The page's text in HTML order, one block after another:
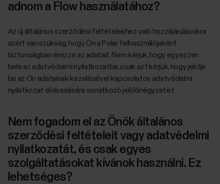
adnom a Flow használatához?
Az új általános szerződési feltételekhez való hozzájárulásokra
azért van szükség, hogy Ön a Polar felhasználójaként
biztonságban érezze az adatait. Nem kérjük, hogy egyezzen
bele az adatvédelmi nyilatkozatba, csak azt kérjük, hogy jelölje
be az Ön adatainak kezelésével kapcsolatos adatvédelmi
nyilatkozat elolvasására vonatkozó jelölőnégyzetet.
Nem fogadom el az Önök általános
szerződési feltételeit vagy adatvédelmi
nyilatkozatát, és csak egyes
szolgáltatásokat kívánok használni. Ez
lehetséges?